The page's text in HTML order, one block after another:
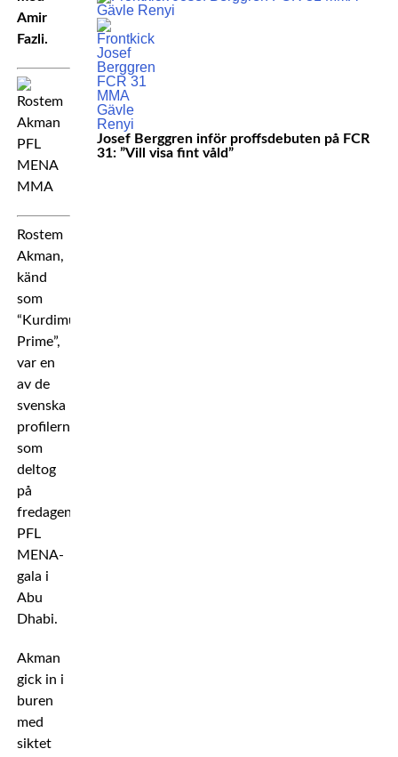
Amir
Fazli.
Rostem
Akman,
känd
som
“Kurdimus
Prime”,
var en
av de
svenska
profilerna
som
deltog
på
fredagens
PFL
MENA-
gala i
Abu
Dhabi.
Akman
gick in i
buren
med
siktet
Josef Berggren inför proffsdebuten på FCR
31: ”Vill visa fint våld”